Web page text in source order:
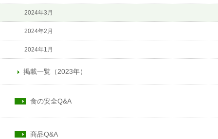
2024年3月
2024年2月
2024年1月
掲載一覧（2023年）
食の安全Q&A
商品Q&A